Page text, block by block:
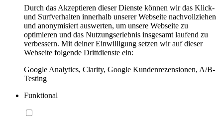
Durch das Akzeptieren dieser Dienste können wir das Klick-
und Surfverhalten innerhalb unserer Webseite nachvollziehen
und anonymisiert auswerten, um unsere Webseite zu
optimieren und das Nutzungserlebnis insgesamt laufend zu
verbessern. Mit deiner Einwilligung setzen wir auf dieser
Webseite folgende Drittdienste ein:
Google Analytics, Clarity, Google Kundenrezensionen, A/B-
Testing
Funktional